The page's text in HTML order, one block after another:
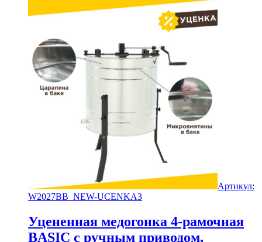
Артикул:
W2027BB_NEW-UCENKA3
Уцененная медогонка 4-рамочная
BASIC с ручным приводом,